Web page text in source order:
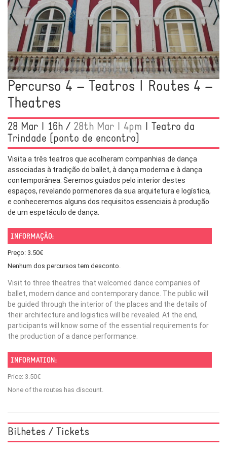
Percurso 4 – Teatros | Routes 4 –
Theatres
28 Mar | 16h / 28th Mar | 4pm | Teatro da
Trindade (ponto de encontro)
Visita a três teatros que acolheram companhias de dança
associadas à tradição do ballet, à dança moderna e à dança
contemporânea. Seremos guiados pelo interior destes
espaços, revelando pormenores da sua arquitetura e logística,
e conheceremos alguns dos requisitos essenciais à produção
de um espetáculo de dança.
INFORMAÇÃO:
Preço: 3.50€
Nenhum dos percursos tem desconto.
Visit to three theatres that welcomed dance companies of
ballet, modern dance and contemporary dance. The public will
be guided through the interior of the places and the details of
their architecture and logistics will be revealed. At the end,
participants will know some of the essential requirements for
the production of a dance performance.
INFORMATION:
Price: 3.50€
None of the routes has discount.
Bilhetes / Tickets